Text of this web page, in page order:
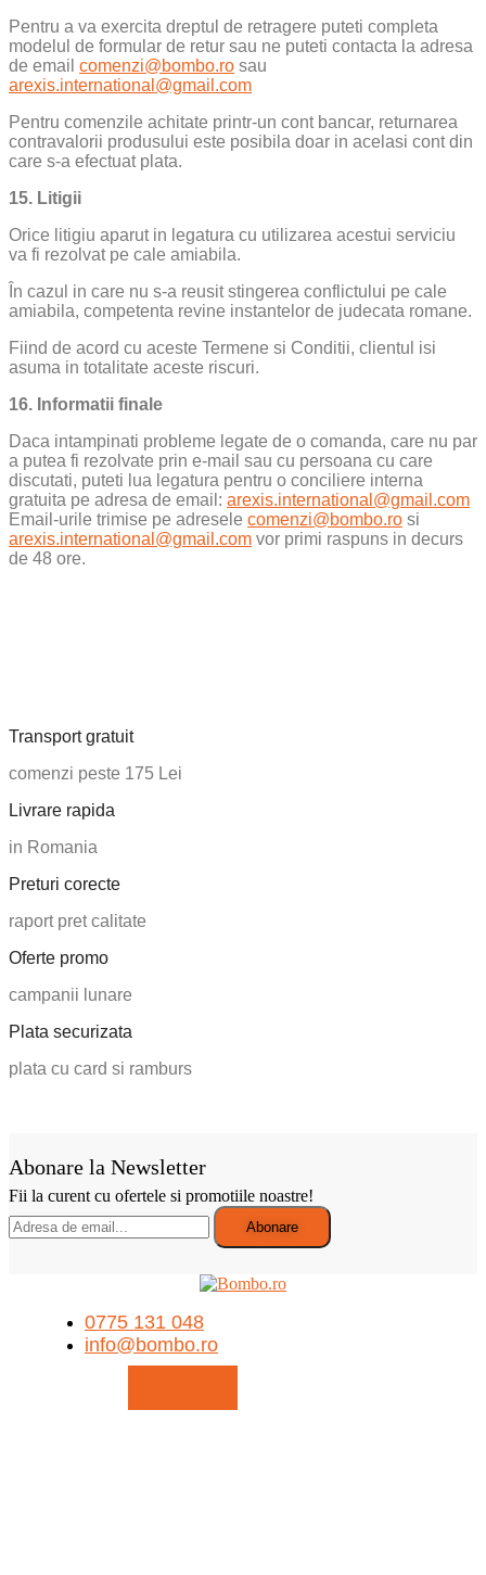
Pentru a va exercita dreptul de retragere puteti completa
modelul de formular de retur sau ne puteti contacta la adresa
de email comenzi@bombo.ro sau
arexis.international@gmail.com
Pentru comenzile achitate printr-un cont bancar, returnarea
contravalorii produsului este posibila doar in acelasi cont din
care s-a efectuat plata.
15. Litigii
Orice litigiu aparut in legatura cu utilizarea acestui serviciu
va fi rezolvat pe cale amiabila.
În cazul in care nu s-a reusit stingerea conflictului pe cale
amiabila, competenta revine instantelor de judecata romane.
Fiind de acord cu aceste Termene si Conditii, clientul isi
asuma in totalitate aceste riscuri.
16. Informatii finale
Daca intampinati probleme legate de o comanda, care nu par
a putea fi rezolvate prin e-mail sau cu persoana cu care
discutati, puteti lua legatura pentru o conciliere interna
gratuita pe adresa de email: arexis.international@gmail.com
Email-urile trimise pe adresele comenzi@bombo.ro si
arexis.international@gmail.com vor primi raspuns in decurs
de 48 ore.
Transport gratuit
comenzi peste 175 Lei
Livrare rapida
in Romania
Preturi corecte
raport pret calitate
Oferte promo
campanii lunare
Plata securizata
plata cu card si ramburs
Abonare la Newsletter
Fii la curent cu ofertele si promotiile noastre!
0775 131 048
info@bombo.ro